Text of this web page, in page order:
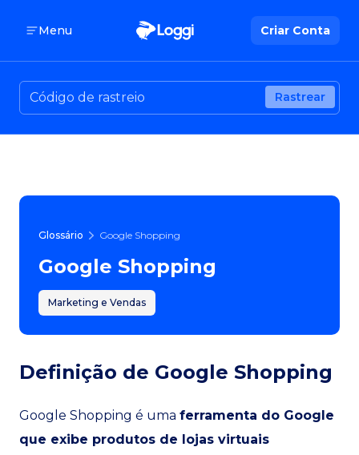
Menu Criar Conta
Rastrear
Glossário Google Shopping
Google Shopping
Marketing e Vendas
Definição de Google Shopping
Google Shopping é uma ferramenta do Google
que exibe produtos de lojas virtuais